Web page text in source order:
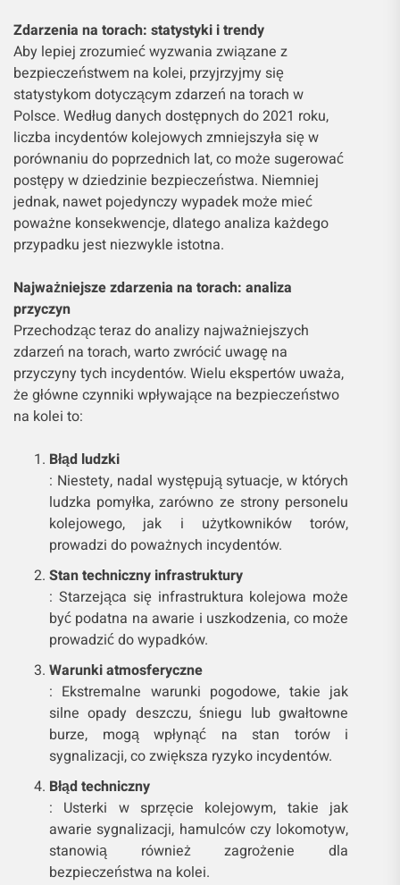
Zdarzenia na torach: statystyki i trendy
Aby lepiej zrozumieć wyzwania związane z
bezpieczeństwem na kolei, przyjrzyjmy się
statystykom dotyczącym zdarzeń na torach w
Polsce. Według danych dostępnych do 2021 roku,
liczba incydentów kolejowych zmniejszyła się w
porównaniu do poprzednich lat, co może sugerować
postępy w dziedzinie bezpieczeństwa. Niemniej
jednak, nawet pojedynczy wypadek może mieć
poważne konsekwencje, dlatego analiza każdego
przypadku jest niezwykle istotna.
Najważniejsze zdarzenia na torach: analiza
przyczyn
Przechodząc teraz do analizy najważniejszych
zdarzeń na torach, warto zwrócić uwagę na
przyczyny tych incydentów. Wielu ekspertów uważa,
że główne czynniki wpływające na bezpieczeństwo
na kolei to:
Błąd ludzki
: Niestety, nadal występują sytuacje, w których
ludzka pomyłka, zarówno ze strony personelu
kolejowego, jak i użytkowników torów,
prowadzi do poważnych incydentów.
Stan techniczny infrastruktury
: Starzejąca się infrastruktura kolejowa może
być podatna na awarie i uszkodzenia, co może
prowadzić do wypadków.
Warunki atmosferyczne
: Ekstremalne warunki pogodowe, takie jak
silne opady deszczu, śniegu lub gwałtowne
burze, mogą wpłynąć na stan torów i
sygnalizacji, co zwiększa ryzyko incydentów.
Błąd techniczny
: Usterki w sprzęcie kolejowym, takie jak
awarie sygnalizacji, hamulców czy lokomotyw,
stanowią również zagrożenie dla
bezpieczeństwa na kolei.